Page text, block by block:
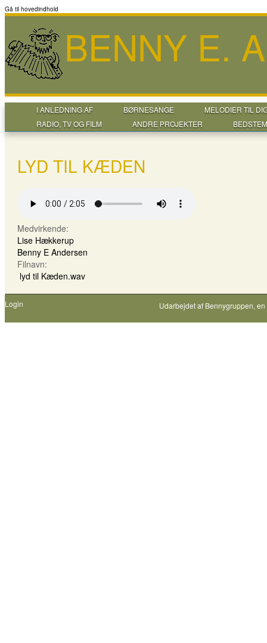
Gå til hovedindhold
BENNY E.
I ANLEDNING AF BØRNESANGE
MELODIER TIL
RADIO, TV OG FILM
ANDRE PROJEKTER
LYD TIL KÆDEN
Medvirkende:
Lise Hækkerup
Benny E Andersen
Filnavn:
lyd til Kæden.wav
Login Udarbejdet af Bennygruppen,